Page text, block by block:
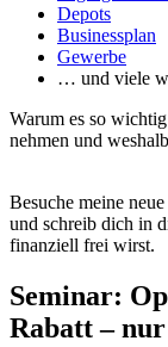
Depots
Businessplan
Gewerbe
… und viele
Warum es so
nehmen und
Besuche meine
und schreib dich in
finanziell frei wirst.
Seminar:
Rabatt –